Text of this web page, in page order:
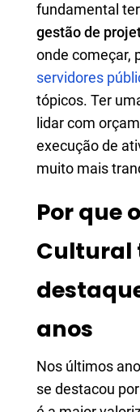
fundamental
gestão de
onde começar,
servidores
tópicos. Ter
lidar com
execução de
muito mais
Por que
Cultural
anos
Nos últimos
se destacou